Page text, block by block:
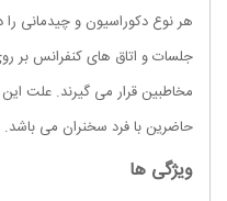
هر نوع دکوراسیون و چیدمانی را
جلسات و اتاق های کنفرانس بر
مخاطبین قرار می گیرند. علت این
حاضرین با فرد سخنران می باشد.
ویژگی ها